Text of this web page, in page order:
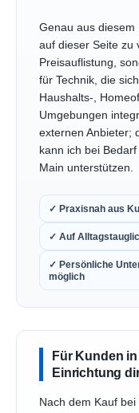
Genau aus diesem
auf dieser Seite zu
Preisauflistung,
für Technik, die
Haushalts-,
Umgebungen
externen Anbieter;
kann ich bei
Main unterstützen.
✓ Praxisnah aus
✓ Auf
✓ Persönliche
möglich
Für Kunden
Einrichtung
Nach dem Kauf